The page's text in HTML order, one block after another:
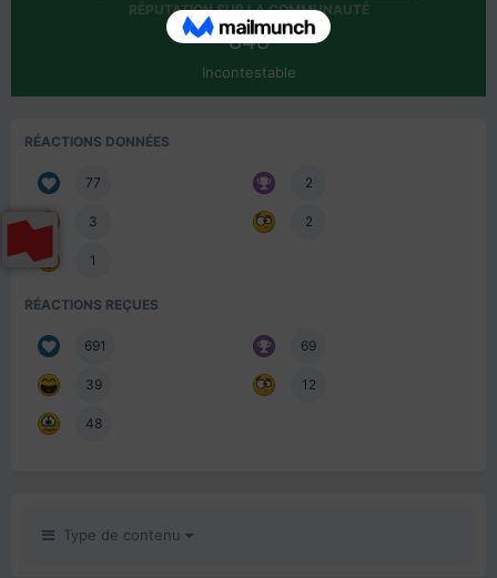
RÉPUTATION SUR LA COMMUNAUTÉ
848
Incontestable
RÉACTIONS DONNÉES
77 2
3 2
1
RÉACTIONS REÇUES
691 69
39 12
48
Type de contenu